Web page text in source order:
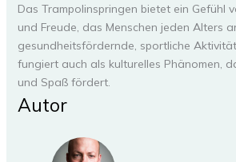
Das Trampolinspringen bietet ein Gefühl
und Freude, das Menschen jeden Alters
gesundheitsfördernde, sportliche
fungiert auch als kulturelles Phänomen,
und Spaß fördert.
Autor